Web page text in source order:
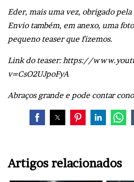
Eder, mais uma vez, obrigado
Envio também, em anexo, uma
pequeno teaser que fizemos.
Link do teaser: https://
v=CsO2UJpoFyA
Abraços grande e pode contar
Artigos relacionados